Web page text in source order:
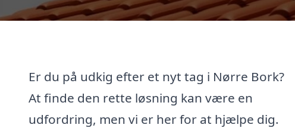
Er du på udkig efter et nyt tag i Nørre Bork?
At finde den rette løsning kan være en
udfordring, men vi er her for at hjælpe dig.